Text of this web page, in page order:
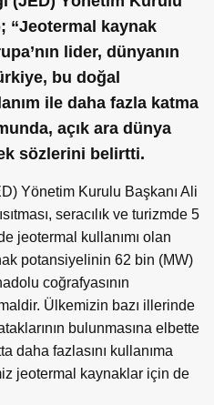
“Jeotermal kaynak
lider, dünyanın
bu doğal
ile daha fazla katma
açık ara dünya
sözlerini belirtti.
Yönetim Kurulu Başkanı Ali
seracılık ve turizmde 5
jeotermal kullanımı olan
potansiyelinin 62 bin (MW)
coğrafyasının
Ülkemizin bazı illerinde
bulunmasına elbette
daha fazlasını kullanıma
jeotermal kaynaklar için de